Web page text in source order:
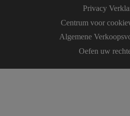
Privacy
Centrum voor
Algemene
Oefen uw